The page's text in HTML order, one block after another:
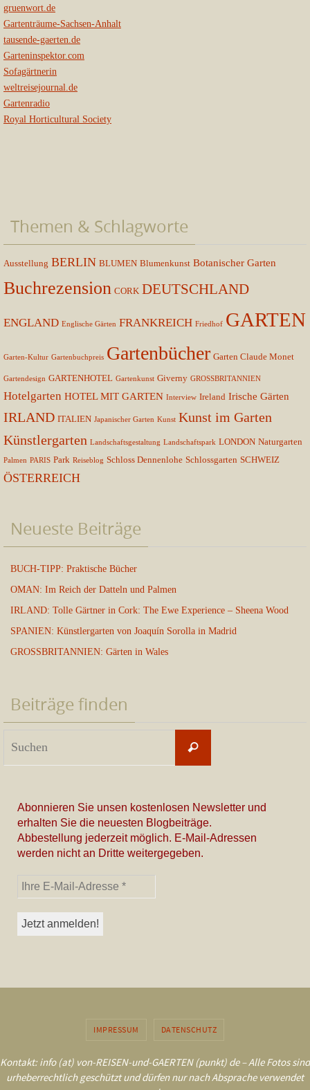
gruenwort.de
Gartenträume-Sachsen-Anhalt
tausende-gaerten.de
Garteninspektor.com
Sofagärtnerin
weltreisejournal.de
Gartenradio
Royal Horticultural Society
Themen & Schlagworte
Ausstellung BERLIN BLUMEN Blumenkunst Botanischer Garten
Buchrezension CORK DEUTSCHLAND
ENGLAND Englische Gärten FRANKREICH Friedhof GARTEN
Garten-Kultur Gartenbuchpreis Gartenbücher Garten Claude Monet
Gartendesign GARTENHOTEL Gartenkunst Giverny GROSSBRITANNIEN
Hotelgarten HOTEL MIT GARTEN Interview Ireland Irische Gärten
IRLAND ITALIEN Japanischer Garten Kunst Kunst im Garten
Künstlergarten Landschaftsgestaltung Landschaftspark LONDON Naturgarten
Palmen PARIS Park Reiseblog Schloss Dennenlohe Schlossgarten SCHWEIZ
ÖSTERREICH
Neueste Beiträge
BUCH-TIPP: Praktische Bücher
OMAN: Im Reich der Datteln und Palmen
IRLAND: Tolle Gärtner in Cork: The Ewe Experience – Sheena Wood
SPANIEN: Künstlergarten von Joaquín Sorolla in Madrid
GROSSBRITANNIEN: Gärten in Wales
Beiträge finden
Suchen
Abonnieren Sie unsen kostenlosen Newsletter und
erhalten Sie die neuesten Blogbeiträge.
Abbestellung jederzeit möglich. E-Mail-Adressen
werden nicht an Dritte weitergegeben.
IMPRESSUM DATENSCHUTZ
Kontakt: info (at) von-REISEN-und-GAERTEN (punkt) de – Alle Fotos sind
urheberrechtlich geschützt und dürfen nur nach Absprache verwendet